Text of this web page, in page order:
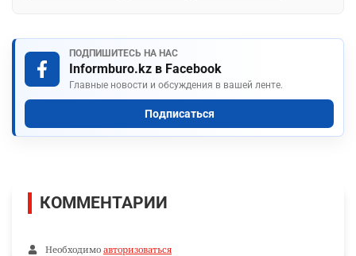
ПОДПИШИТЕСЬ НА НАС
Informburo.kz в Facebook
Главные новости и обсуждения в вашей ленте.
Подписаться
КОММЕНТАРИИ
Необходимо авторизоваться